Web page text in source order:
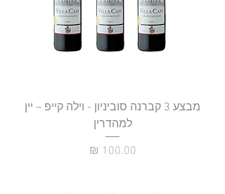
מבצע 3 קברנה סוביניון - וילה קייפ – יין
למהדרין
מחיר